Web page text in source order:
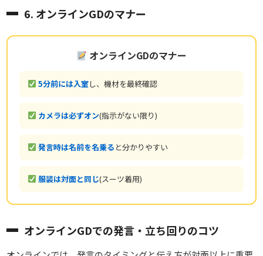
6. オンラインGDのマナー
オンラインGDのマナー
5分前には入室し、機材を最終確認
カメラは必ずオン(指示がない限り)
発言時は名前を名乗る と分かりやすい
服装は対面と同じ(スーツ着用)
オンラインGDでの発言・立ち回りのコツ